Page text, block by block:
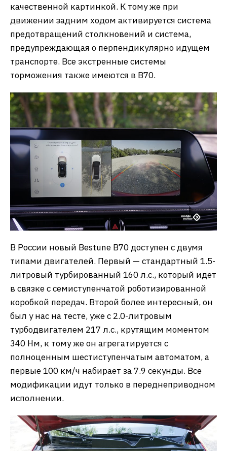
качественной картинкой. К тому же при
движении задним ходом активируется система
предотвращений столкновений и система,
предупреждающая о перпендикулярно идущем
транспорте. Все экстренные системы
торможения также имеются в B70.
В России новый Bestune B70 доступен с двумя
типами двигателей. Первый — стандартный 1.5-
литровый турбированный 160 л.с., который идет
в связке с семиступенчатой роботизированной
коробкой передач. Второй более интересный, он
был у нас на тесте, уже с 2.0-литровым
турбодвигателем 217 л.с., крутящим моментом
340 Нм, к тому же он агрегатируется с
полноценным шестиступенчатым автоматом, а
первые 100 км/ч набирает за 7.9 секунды. Все
модификации идут только в переднеприводном
исполнении.